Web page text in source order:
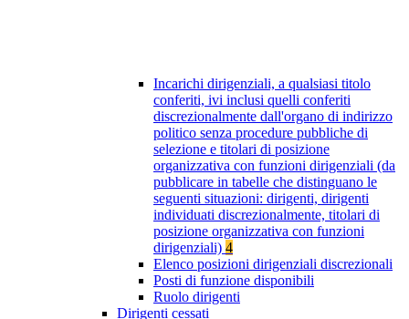
Incarichi dirigenziali, a qualsiasi titolo
conferiti, ivi inclusi quelli conferiti
discrezionalmente dall'organo di indirizzo
politico senza procedure pubbliche di
selezione e titolari di posizione
organizzativa con funzioni dirigenziali (da
pubblicare in tabelle che distinguano le
seguenti situazioni: dirigenti, dirigenti
individuati discrezionalmente, titolari di
posizione organizzativa con funzioni
dirigenziali) 4
Elenco posizioni dirigenziali discrezionali
Posti di funzione disponibili
Ruolo dirigenti
Dirigenti cessati